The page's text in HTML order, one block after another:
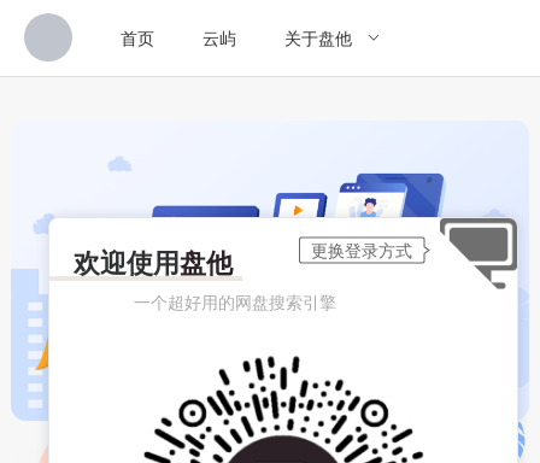
首页 云屿 关于盘他
欢迎使用盘他
一个超好用的网盘搜索引擎